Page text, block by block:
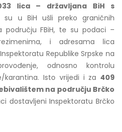
lica – državljana BiH s
su u BiH ušli preko graničnih
području FBiH, te su podaci –
i adresama lica
Republike Srpske na
odnosno kontrolu
karantina. Isto vrijedi i za 409
na području Brčko
dostavljeni Inspektoratu Brčko